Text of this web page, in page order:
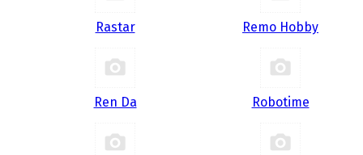
Rastar Remo Hobby
Ren Da Robotime